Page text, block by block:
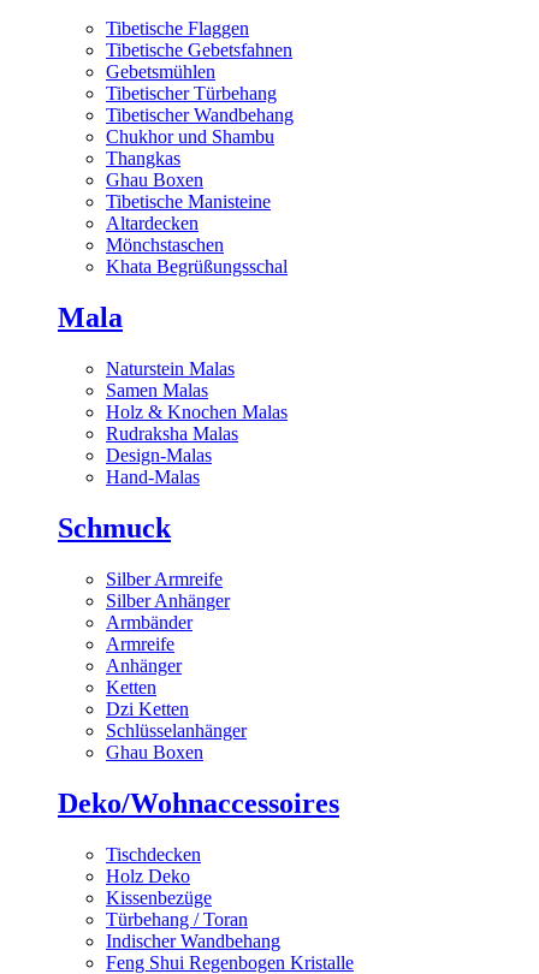
Tibetische Flaggen
Tibetische Gebetsfahnen
Gebetsmühlen
Tibetischer Türbehang
Tibetischer Wandbehang
Chukhor und Shambu
Thangkas
Ghau Boxen
Tibetische Manisteine
Altardecken
Mönchstaschen
Khata Begrüßungsschal
Mala
Naturstein Malas
Samen Malas
Holz & Knochen Malas
Rudraksha Malas
Design-Malas
Hand-Malas
Schmuck
Silber Armreife
Silber Anhänger
Armbänder
Armreife
Anhänger
Ketten
Dzi Ketten
Schlüsselanhänger
Ghau Boxen
Deko/Wohnaccessoires
Tischdecken
Holz Deko
Kissenbezüge
Türbehang / Toran
Indischer Wandbehang
Feng Shui Regenbogen Kristalle